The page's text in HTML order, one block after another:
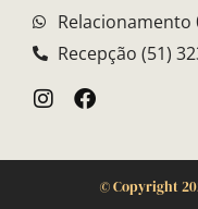
Relacionamento
Recepção (51)
©Copyright